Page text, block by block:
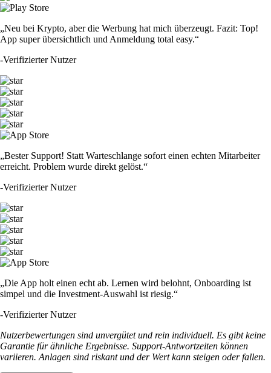
„Neu bei Krypto, aber die Werbung hat mich überzeugt. Fazit: Top!
App super übersichtlich und Anmeldung total easy.“
-Verifizierter Nutzer
„Bester Support! Statt Warteschlange sofort einen echten Mitarbeiter
erreicht. Problem wurde direkt gelöst.“
-Verifizierter Nutzer
„Die App holt einen echt ab. Lernen wird belohnt, Onboarding ist
simpel und die Investment-Auswahl ist riesig.“
-Verifizierter Nutzer
Nutzerbewertungen sind unvergütet und rein individuell. Es gibt keine
Garantie für ähnliche Ergebnisse. Support-Antwortzeiten können
variieren. Anlagen sind riskant und der Wert kann steigen oder fallen.